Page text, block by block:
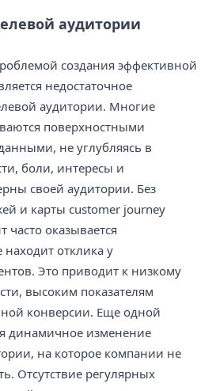
аудитории
создания эффективной
недостаточное
аудитории. Многие
поверхностными
не углубляясь в
боли, интересы и
своей аудитории. Без
и карты customer journey
часто оказывается
отклика у
Это приводит к низкому
высоким показателям
конверсии. Еще одной
динамичное изменение
на которое компании не
Отсутствие регулярных